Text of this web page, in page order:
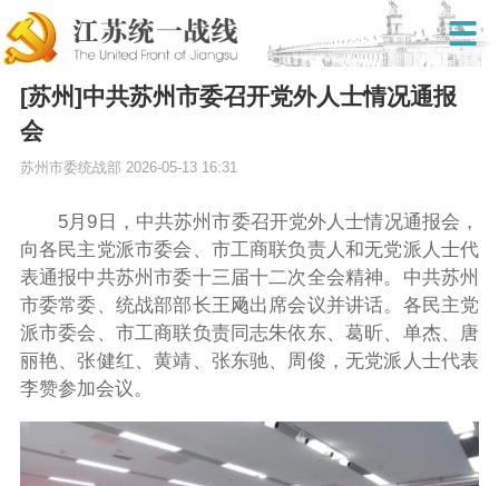
[苏州]中共苏州市委召开党外人士情况通报
会
苏州市委统战部 2026-05-13 16:31
5月9日，中共苏州市委召开党外人士情况通报会，
向各民主党派市委会、市工商联负责人和无党派人士代
表通报中共苏州市委十三届十二次全会精神。中共苏州
市委常委、统战部部长王飏出席会议并讲话。各民主党
派市委会、市工商联负责同志朱依东、葛昕、单杰、唐
丽艳、张健红、黄靖、张东驰、周俊，无党派人士代表
李赞参加会议。